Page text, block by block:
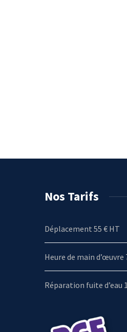
Nos Tarifs
Déplacement 55 € HT
Heure de main d’œuvre
Réparation fuite d’eau